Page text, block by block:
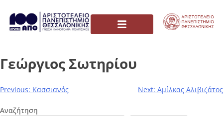
Γεώργιος Σωτηρίου
Previous: Κασσιανός Next: Αμίλκας Αλιβιζάτος
Αναζήτηση